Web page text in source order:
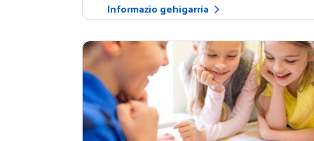
Informazio gehigarria